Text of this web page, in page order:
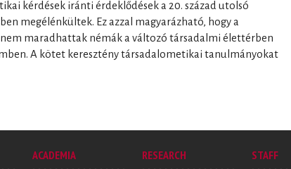
kérdések iránti érdeklődések a 20. század utolsó
megélénkültek. Ez azzal magyarázható, hogy a
maradhattak némák a változó társadalmi élettérben
A kötet keresztény társadalometikai tanulmányokat
ACADEMIA
RESEARCH
STAFF